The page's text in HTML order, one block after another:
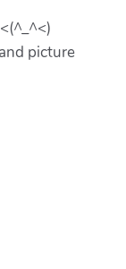
<(^_^<)
picture